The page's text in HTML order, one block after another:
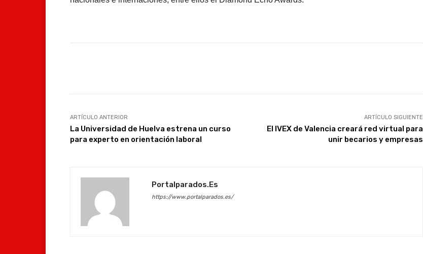
ARTÍCULO ANTERIOR
La Universidad de Huelva estrena un curso
para experto en orientación laboral
ARTÍCULO SIGUIENTE
El IVEX de Valencia creará red virtual para
unir becarios y empresas
Portalparados.es
https://www.portalparados.es/